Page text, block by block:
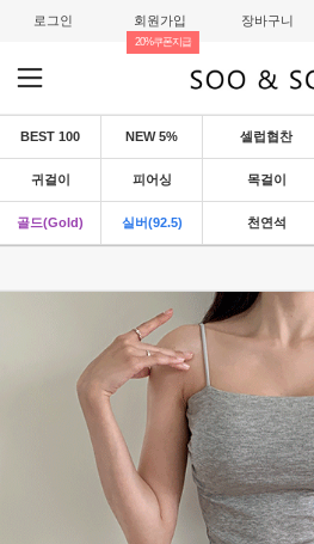
로그인 회원가입
20%쿠폰지급
장바구니
BEST 100 NEW 5% 셀럽협찬
귀걸이 피어싱 목걸이
골드(Gold) 실버(92.5) 천연석